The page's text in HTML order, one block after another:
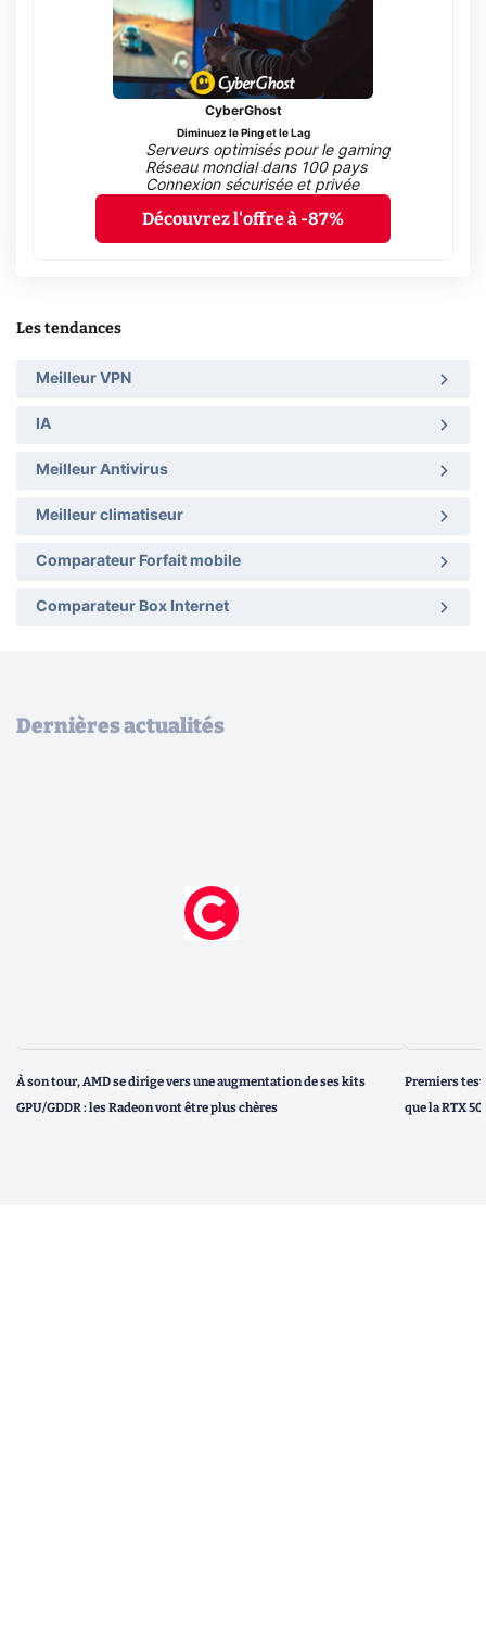
CyberGhost
Diminuez le Ping et le Lag
Serveurs optimisés pour le gaming
Réseau mondial dans 100 pays
Connexion sécurisée et privée
Découvrez l'offre à -87%
Les tendances
Meilleur VPN
IA
Meilleur Antivirus
Meilleur climatiseur
Comparateur Forfait mobile
Comparateur Box Internet
Dernières actualités
À son tour, AMD se dirige vers une augmentation de ses kits
GPU/GDDR : les Radeon vont être plus chères
Premiers
que la RTX